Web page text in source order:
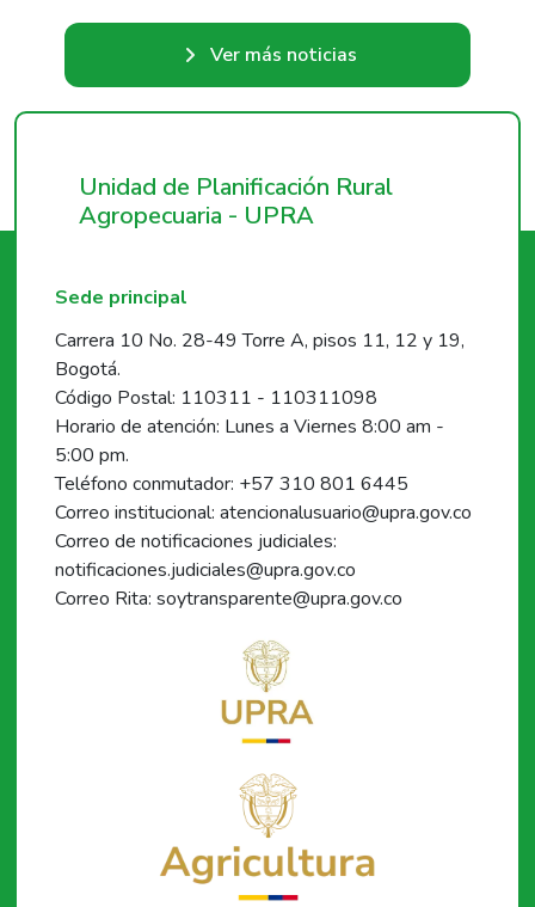
Ver más noticias
Unidad de Planificación Rural
Agropecuaria - UPRA
Sede principal
Carrera 10 No. 28-49 Torre A, pisos 11, 12 y 19,
Bogotá.
Código Postal: 110311 - 110311098
Horario de atención: Lunes a Viernes 8:00 am -
5:00 pm.
Teléfono conmutador: +57 310 801 6445
Correo institucional: atencionalusuario@upra.gov.co
Correo de notificaciones judiciales:
notificaciones.judiciales@upra.gov.co
Correo Rita: soytransparente@upra.gov.co